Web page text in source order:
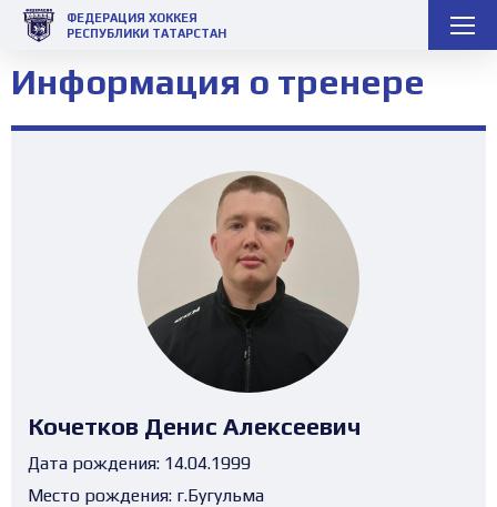
ФЕДЕРАЦИЯ ХОККЕЯ
РЕСПУБЛИКИ ТАТАРСТАН
Информация о тренере
Кочетков Денис Алексеевич
Дата рождения: 14.04.1999
Место рождения: г.Бугульма